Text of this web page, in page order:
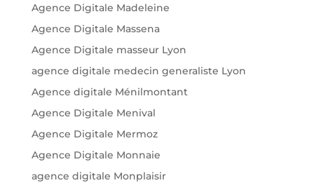
Agence Digitale Madeleine
Agence Digitale Massena
Agence Digitale masseur Lyon
agence digitale medecin generaliste Lyon
Agence digitale Ménilmontant
Agence Digitale Menival
Agence Digitale Mermoz
Agence Digitale Monnaie
agence digitale Monplaisir